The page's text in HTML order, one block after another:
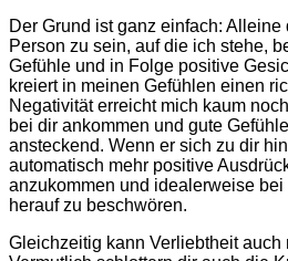
Der Grund ist ganz einfach:
Person zu sein, auf die ich stehe,
Gefühle und in Folge positive
kreiert in meinen Gefühlen einen
Negativität erreicht mich kaum
bei dir ankommen und gute
ansteckend. Wenn er sich zu dir
automatisch mehr positive
anzukommen und idealerweise
herauf zu beschwören.
Gleichzeitig kann Verliebtheit auch